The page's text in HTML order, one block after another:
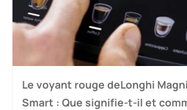
Le voyant rouge deLonghi
Smart : Que signifie-t-il et